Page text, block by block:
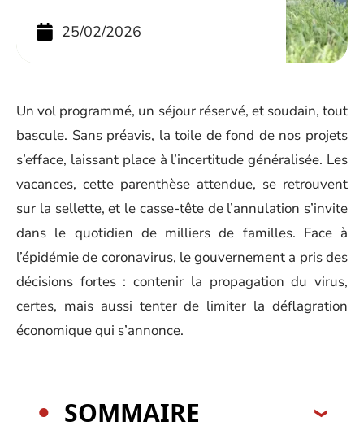
25/02/2026
Un vol programmé, un séjour réservé, et soudain, tout
bascule. Sans préavis, la toile de fond de nos projets
s’efface, laissant place à l’incertitude généralisée. Les
vacances, cette parenthèse attendue, se retrouvent
sur la sellette, et le casse-tête de l’annulation s’invite
dans le quotidien de milliers de familles. Face à
l’épidémie de coronavirus, le gouvernement a pris des
décisions fortes : contenir la propagation du virus,
certes, mais aussi tenter de limiter la déflagration
économique qui s’annonce.
SOMMAIRE